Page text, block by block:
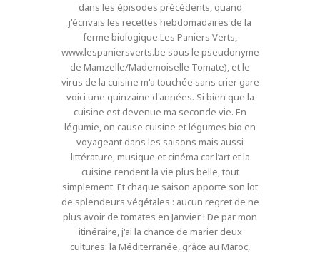
dans les épisodes précédents, quand
j'écrivais les recettes hebdomadaires de la
ferme biologique Les Paniers Verts,
www.lespaniersverts.be sous le pseudonyme
de Mamzelle/Mademoiselle Tomate), et le
virus de la cuisine m'a touchée sans crier gare
voici une quinzaine d'années. Si bien que la
cuisine est devenue ma seconde vie. En
légumie, on cause cuisine et légumes bio en
voyageant dans les saisons mais aussi
littérature, musique et cinéma car l’art et la
cuisine rendent la vie plus belle, tout
simplement. Et chaque saison apporte son lot
de splendeurs végétales : aucun regret de ne
plus avoir de tomates en Janvier ! De par mon
itinéraire, j'ai la chance de marier deux
cultures: la Méditerranée, grâce au Maroc,